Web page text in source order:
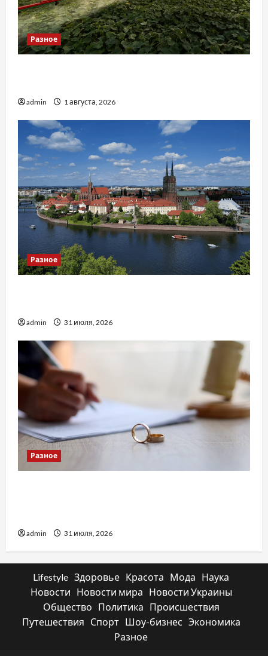
Разное
admin 1 августа, 2026
Разное
admin 31 июля, 2026
Разное
admin 31 июля, 2026
Lifestyle Здоровье Красота Мода
Наука
Новости
Новости мира
Новости Украины
Общество
Политика
Происшествия
Путешествия
Спорт Шоу-бизнес Экономика
Разное